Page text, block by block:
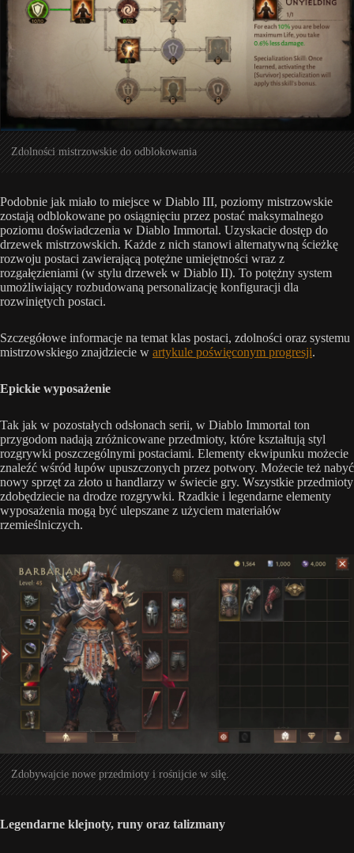
Zdolności mistrzowskie do odblokowania
Podobnie jak miało to miejsce w Diablo III, poziomy mistrzowskie
zostają odblokowane po osiągnięciu przez postać maksymalnego
poziomu doświadczenia w Diablo Immortal. Uzyskacie dostęp do
drzewek mistrzowskich. Każde z nich stanowi alternatywną ścieżkę
rozwoju postaci zawierającą potężne umiejętności wraz z
rozgałęzieniami (w stylu drzewek w Diablo II). To potężny system
umożliwiający rozbudowaną personalizację konfiguracji dla
rozwiniętych postaci.
Szczegółowe informacje na temat klas postaci, zdolności oraz systemu
mistrzowskiego znajdziecie w artykule poświęconym progresji.
Epickie wyposażenie
Tak jak w pozostałych odsłonach serii, w Diablo Immortal ton
przygodom nadają zróżnicowane przedmioty, które kształtują styl
rozgrywki poszczególnymi postaciami. Elementy ekwipunku możecie
znaleźć wśród łupów upuszczonych przez potwory. Możecie też nabyć
nowy sprzęt za złoto u handlarzy w świecie gry. Wszystkie przedmioty
zdobędziecie na drodze rozgrywki. Rzadkie i legendarne elementy
wyposażenia mogą być ulepszane z użyciem materiałów
rzemieślniczych.
Zdobywajcie nowe przedmioty i rośnijcie w siłę.
Legendarne klejnoty, runy oraz talizmany